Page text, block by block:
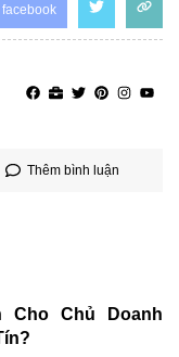
facebook
Thêm bình luận
Cho Chủ Doanh